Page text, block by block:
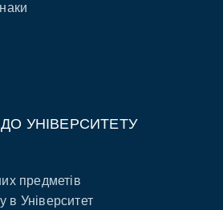
УНІВЕРСИТЕТУ
предметів
в Університет